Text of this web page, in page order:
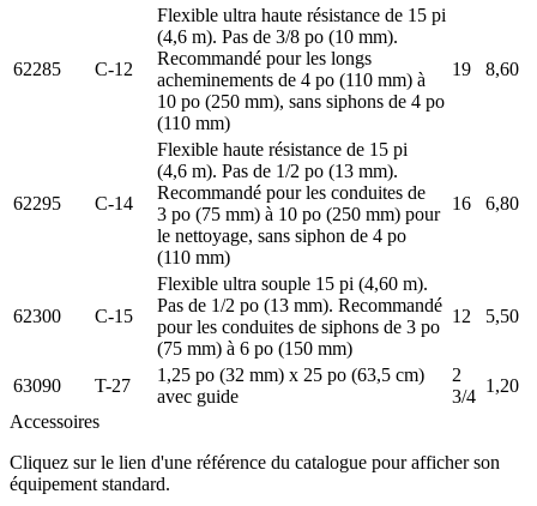
62285 C-12
Flexible ultra haute résistance de 15 pi
(4,6 m). Pas de 3/8 po (10 mm).
Recommandé pour les longs
acheminements de 4 po (110 mm) à
10 po (250 mm), sans siphons de 4 po
(110 mm)
19 8,60
62295 C-14
Flexible haute résistance de 15 pi
(4,6 m). Pas de 1/2 po (13 mm).
Recommandé pour les conduites de
3 po (75 mm) à 10 po (250 mm) pour
le nettoyage, sans siphon de 4 po
(110 mm)
16 6,80
62300 C-15
Flexible ultra souple 15 pi (4,60 m).
Pas de 1/2 po (13 mm). Recommandé
pour les conduites de siphons de 3 po
(75 mm) à 6 po (150 mm)
12 5,50
63090 T-27
1,25 po (32 mm) x 25 po (63,5 cm)
avec guide
2
3/4
1,20
Accessoires
Cliquez sur le lien d'une référence du catalogue pour afficher son
équipement standard.